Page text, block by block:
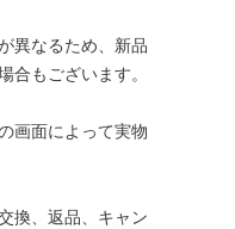
異なるため、新品
合もございます。
画面によって実物
換、返品、キャン